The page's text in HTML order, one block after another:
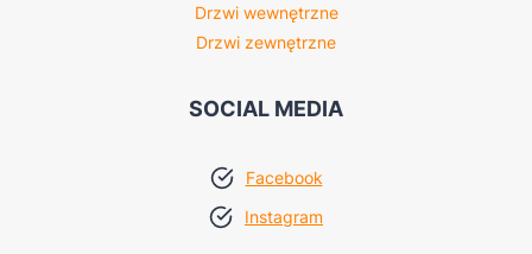
Drzwi wewnętrzne
Drzwi zewnętrzne
SOCIAL MEDIA
Facebook
Instagram